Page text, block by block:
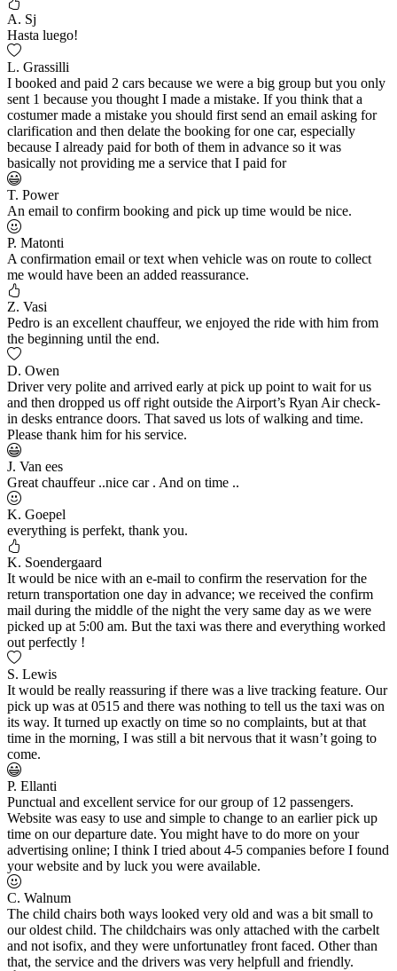
A. Sj
Hasta luego!
L. Grassilli
I booked and paid 2 cars because we were a big group but you only
sent 1 because you thought I made a mistake. If you think that a
costumer made a mistake you should first send an email asking for
clarification and then delate the booking for one car, especially
because I already paid for both of them in advance so it was
basically not providing me a service that I paid for
T. Power
An email to confirm booking and pick up time would be nice.
P. Matonti
A confirmation email or text when vehicle was on route to collect
me would have been an added reassurance.
Z. Vasi
Pedro is an excellent chauffeur, we enjoyed the ride with him from
the beginning until the end.
D. Owen
Driver very polite and arrived early at pick up point to wait for us
and then dropped us off right outside the Airport’s Ryan Air check-
in desks entrance doors. That saved us lots of walking and time.
Please thank him for his service.
J. Van ees
Great chauffeur ..nice car . And on time ..
K. Goepel
everything is perfekt, thank you.
K. Soendergaard
It would be nice with an e-mail to confirm the reservation for the
return transportation one day in advance; we received the confirm
mail during the middle of the night the very same day as we were
picked up at 5:00 am. But the taxi was there and everything worked
out perfectly !
S. Lewis
It would be really reassuring if there was a live tracking feature. Our
pick up was at 0515 and there was nothing to tell us the taxi was on
its way. It turned up exactly on time so no complaints, but at that
time in the morning, I was still a bit nervous that it wasn’t going to
come.
P. Ellanti
Punctual and excellent service for our group of 12 passengers.
Website was easy to use and simple to change to an earlier pick up
time on our departure date. You might have to do more on your
advertising online; I think I tried about 4-5 companies before I found
your website and by luck you were available.
C. Walnum
The child chairs both ways looked very old and was a bit small to
our oldest child. The childchairs was only attached with the carbelt
and not isofix, and they were unfortunatley front faced. Other than
that, the service and the drivers was very helpfull and friendly.